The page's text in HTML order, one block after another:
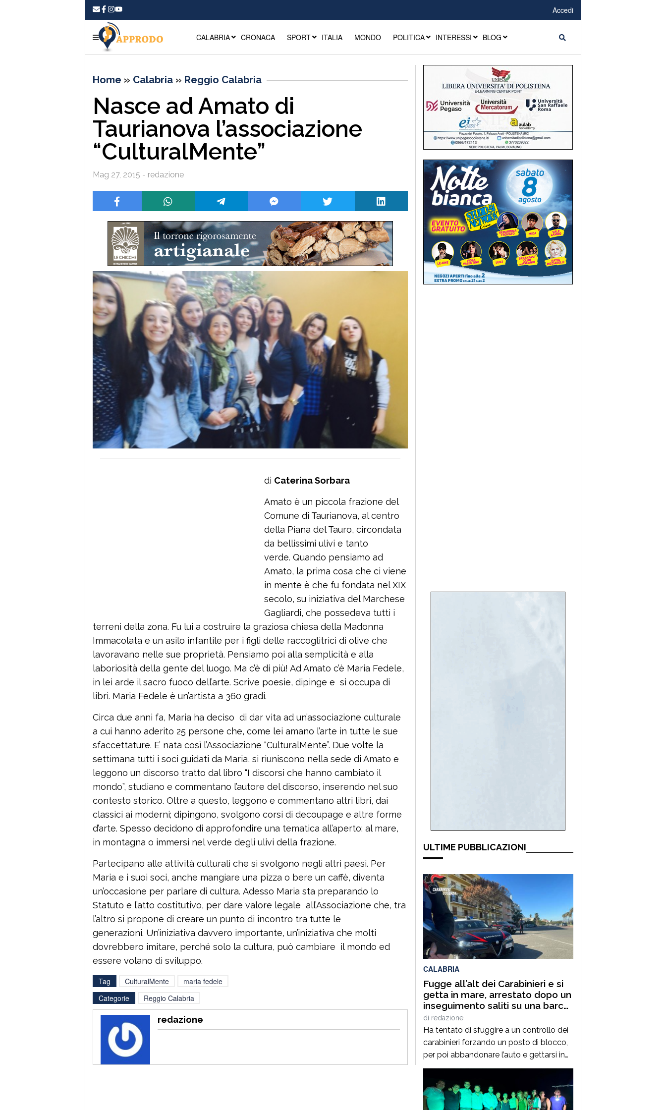
Accedi
CALABRIA CRONACA SPORT ITALIA MONDO POLITICA INTERESSI BLOG
Home » Calabria » Reggio Calabria
Nasce ad Amato di
Taurianova l’associazione
“CulturalMente”
Mag 27, 2015 - redazione
di Caterina Sorbara
Amato è un piccola frazione del
Comune di Taurianova, al centro
della Piana del Tauro, circondata
da bellissimi ulivi e tanto
verde. Quando pensiamo ad
Amato, la prima cosa che ci viene
in mente è che fu fondata nel XIX
secolo, su iniziativa del Marchese
Gagliardi, che possedeva tutti i
terreni della zona. Fu lui a costruire la graziosa chiesa della Madonna
Immacolata e un asilo infantile per i figli delle raccoglitrici di olive che
lavoravano nelle sue proprietà. Pensiamo poi alla semplicità e alla
laboriosità della gente del luogo. Ma c’è di più! Ad Amato c’è Maria Fedele,
in lei arde il sacro fuoco dell’arte. Scrive poesie, dipinge e si occupa di
libri. Maria Fedele è un’artista a 360 gradi.
Circa due anni fa, Maria ha deciso di dar vita ad un’associazione culturale
a cui hanno aderito 25 persone che, come lei amano l’arte in tutte le sue
sfaccettature. E’ nata così l’Associazione “CulturalMente”. Due volte la
settimana tutti i soci guidati da Maria, si riuniscono nella sede di Amato e
leggono un discorso tratto dal libro “I discorsi che hanno cambiato il
mondo”, studiano e commentano l’autore del discorso, inserendo nel suo
contesto storico. Oltre a questo, leggono e commentano altri libri, dai
classici ai moderni; dipingono, svolgono corsi di decoupage e altre forme
d’arte. Spesso decidono di approfondire una tematica all’aperto: al mare,
in montagna o immersi nel verde degli ulivi della frazione.
Partecipano alle attività culturali che si svolgono negli altri paesi. Per
Maria e i suoi soci, anche mangiare una pizza o bere un caffè, diventa
un’occasione per parlare di cultura. Adesso Maria sta preparando lo
Statuto e l’atto costitutivo, per dare valore legale all’Associazione che, tra
l’altro si propone di creare un punto di incontro tra tutte le
generazioni. Un’iniziativa davvero importante, un’iniziativa che molti
dovrebbero imitare, perché solo la cultura, può cambiare il mondo ed
essere volano di sviluppo.
Tag CulturalMente
maria fedele
Categorie
Reggio Calabria
redazione
ULTIME PUBBLICAZIONI
CALABRIA
Fugge all’alt dei Carabinieri e si
getta in mare, arrestato dopo un
inseguimento saliti su una barca
privata
di redazione
Ha tentato di sfuggire a un controllo dei
carabinieri forzando un posto di blocco,
per poi abbandonare l’auto e gettarsi in
mare. Un uomo di 36 anni, pregiudicato e
sottoposto alla sorveglianza speciale
con obbligo di dimora a Cosenza, è stato
arrestato in flagranza dai militari a San